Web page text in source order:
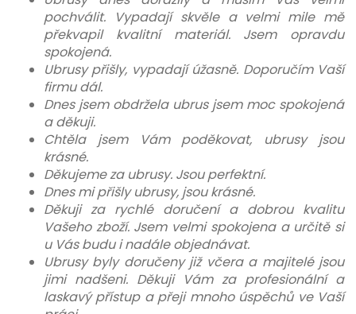
pochválit. Vypadají skvěle a velmi mile mě
překvapil kvalitní materiál. Jsem opravdu
spokojená.
Ubrusy přišly, vypadají úžasně. Doporučím Vaší
firmu dál.
Dnes jsem obdržela ubrus jsem moc spokojená
a děkuji.
Chtěla jsem Vám poděkovat, ubrusy jsou
krásné.
Děkujeme za ubrusy. Jsou perfektní.
Dnes mi přišly ubrusy, jsou krásné.
Děkuji za rychlé doručení a dobrou kvalitu
Vašeho zboží. Jsem velmi spokojena a určitě si
u Vás budu i nadále objednávat.
Ubrusy byly doručeny již včera a majitelé jsou
jimi nadšeni. Děkuji Vám za profesionální a
laskavý přístup a přeji mnoho úspěchů ve Vaší